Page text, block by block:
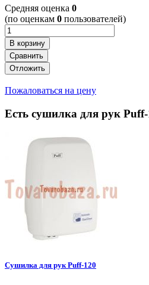
Cредняя оценка 0
(по оценкам 0 пользователей)
В корзину
Сравнить
Отложить
Пожаловаться на цену
Есть сушилка для рук
Сушилка для рук Puff-120